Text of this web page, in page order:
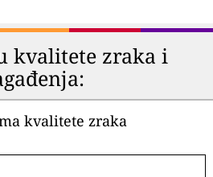
kvalitete zraka i
kvalitete zraka